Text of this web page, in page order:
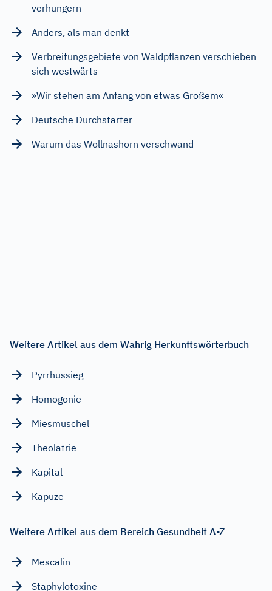
verhungern
Anders, als man denkt
Verbreitungsgebiete von Waldpflanzen verschieben
sich westwärts
»Wir stehen am Anfang von etwas Großem«
Deutsche Durchstarter
Warum das Wollnashorn verschwand
Weitere Artikel aus dem Wahrig Herkunftswörterbuch
Pyrrhussieg
Homogonie
Miesmuschel
Theolatrie
Kapital
Kapuze
Weitere Artikel aus dem Bereich Gesundheit A-Z
Mescalin
Staphylotoxine